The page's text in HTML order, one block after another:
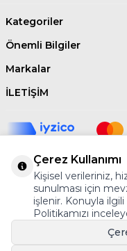
Kategoriler
Önemli Bilgiler
Markalar
İLETİŞİM
©2024
Çerez Kullanımı
Kişisel verileriniz,
sunulması için
işlenir. Konuyla
Politikamızı